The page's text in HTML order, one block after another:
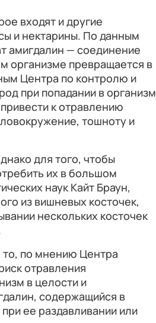
входят и другие
и нектарины. По данным
амигдалин — соединение
организме превращается в
Центра по контролю и
при попадании в организм
к отравлению
тошноту и
для того, чтобы
их в большом
наук Кайт Браун,
из вишневых косточек,
нескольких косточек
то, по мнению Центра
отравления
в целости и
содержащийся в
ее раздавливании или